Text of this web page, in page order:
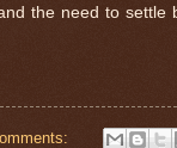
the need to settle